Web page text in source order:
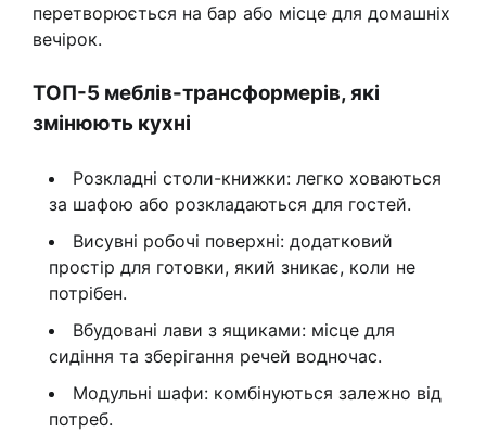
перетворюється на бар або місце для домашніх
вечірок.
ТОП-5 меблів-трансформерів, які
змінюють кухні
Розкладні столи-книжки: легко ховаються
за шафою або розкладаються для гостей.
Висувні робочі поверхні: додатковий
простір для готовки, який зникає, коли не
потрібен.
Вбудовані лави з ящиками: місце для
сидіння та зберігання речей водночас.
Модульні шафи: комбінуються залежно від
потреб.